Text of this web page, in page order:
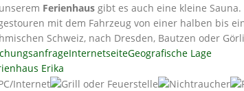
Ferienhaus gibt es auch eine kleine Sauna.
mit dem Fahrzeug von einer halben bis
Schweiz, nach Dresden, Bautzen oder
InternetseiteGeografische Lage
Erika